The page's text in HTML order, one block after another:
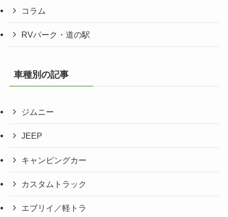
コラム
RVパーク・道の駅
車種別の記事
ジムニー
JEEP
キャンピングカー
カスタムトラック
エブリイ／軽トラ